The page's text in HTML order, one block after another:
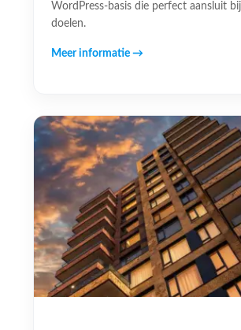
WordPress-basis die perfect aansluit
doelen.
Meer informatie →